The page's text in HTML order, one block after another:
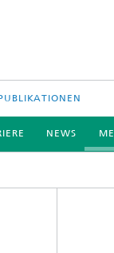
NEWS